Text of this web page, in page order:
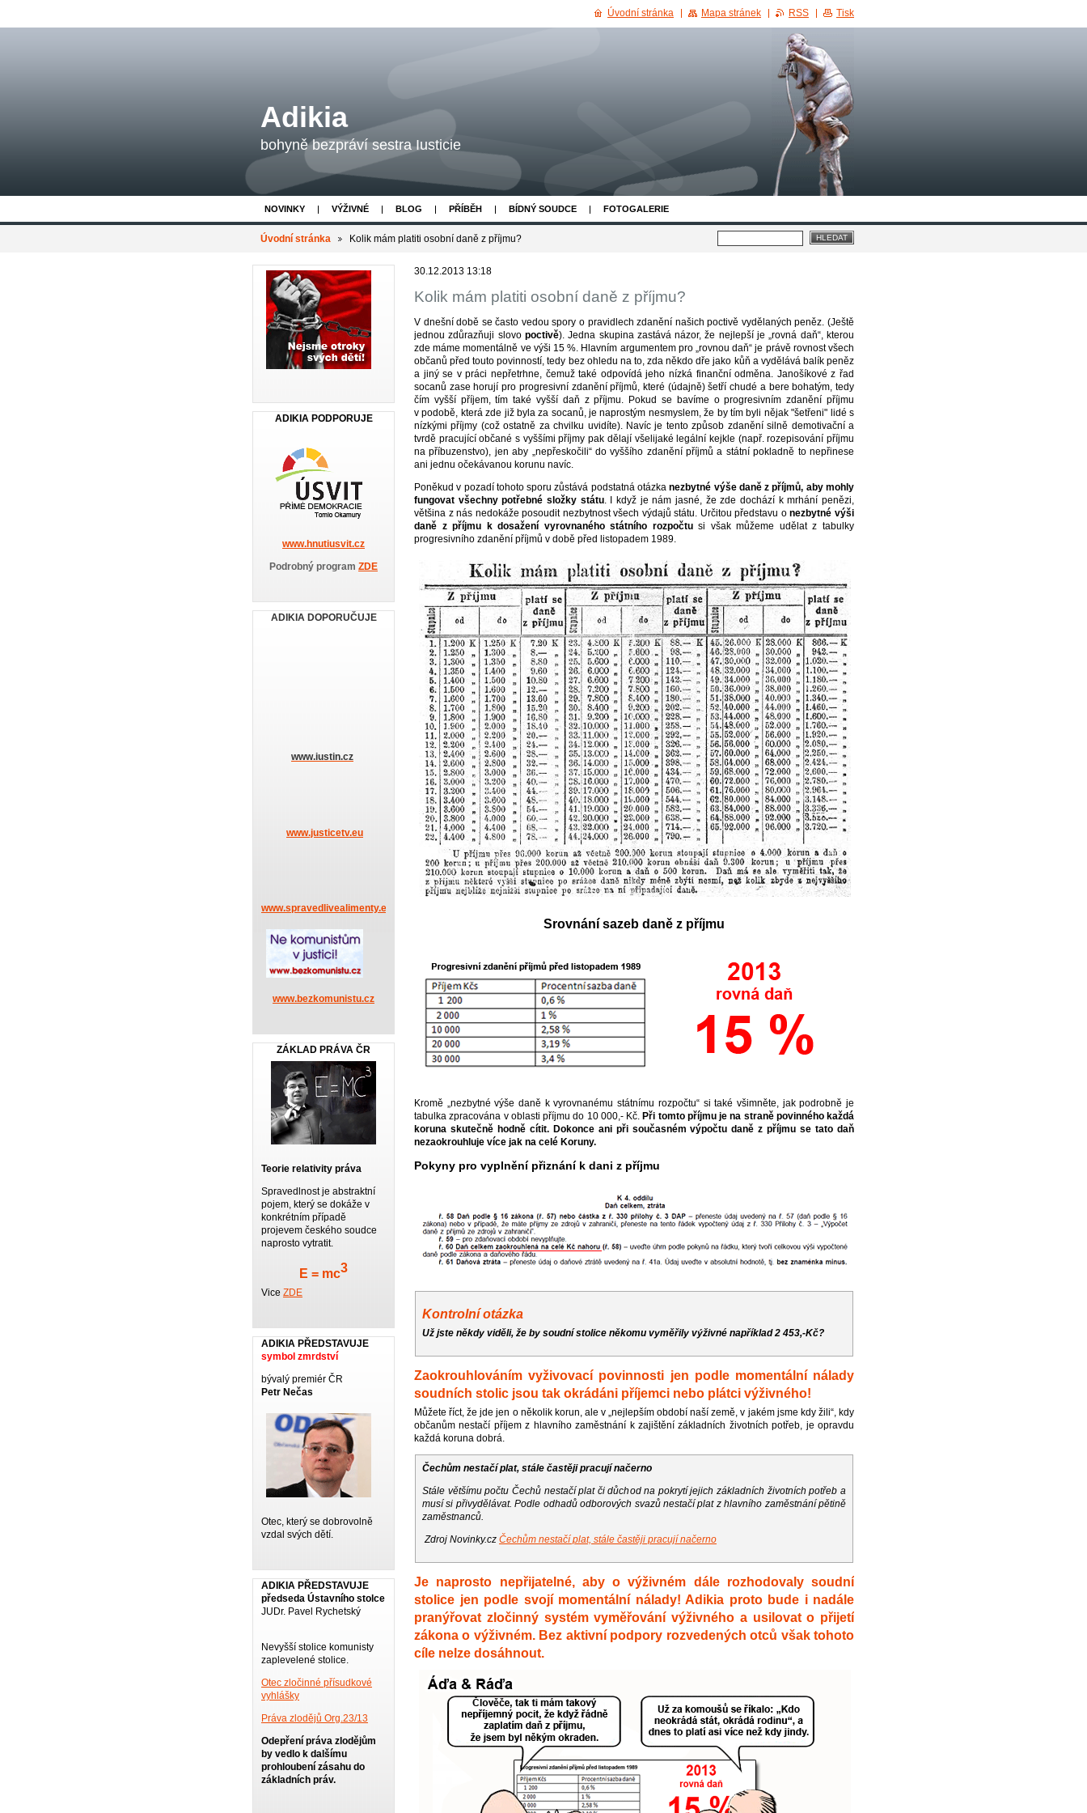
Adikia
bohyně bezpráví sestra Iusticie
NOVINKY VÝŽIVNÉ BLOG PŘÍBĚH BÍDNÝ SOUDCE FOTOGALERIE
Úvodní stránka Kolik mám platiti osobní daně z příjmu?
30.12.2013 13:18
Kolik mám platiti osobní daně z příjmu?
V dnešní době se často vedou spory o pravidlech zdanění našich poctivě vydělaných peněz. (Ještě
jednou zdůrazňuji slovo poctivě). Jedna skupina zastává názor, že nejlepší je „rovná daň“, kterou
zde máme momentálně ve výši 15 %. Hlavním argumentem pro „rovnou daň“ je právě rovnost všech
občanů před touto povinností, tedy bez ohledu na to, zda někdo dře jako kůň a vydělává balík peněz
a jiný se v práci nepřetrhne, čemuž také odpovídá jeho nízká finanční odměna. Janošíkové z řad
socanů zase horují pro progresivní zdanění příjmů, které (údajně) šetří chudé a bere bohatým, tedy
čím vyšší příjem, tím také vyšší daň z příjmu. Pokud se bavíme o progresivním zdanění příjmu
v podobě, která zde již byla za socanů, je naprostým nesmyslem, že by tím byli nějak "šetřeni" lidé s
nízkými příjmy (což ostatně za chvilku uvidíte). Navíc je tento způsob zdanění silně demotivační a
tvrdě pracující občané s vyššími příjmy pak dělají všelijaké legální kejkle (např. rozepisování příjmu
na příbuzenstvo), jen aby „nepřeskočili“ do vyššího zdanění příjmů a státní pokladně to nepřinese
ani jednu očekávanou korunu navíc.
Poněkud v pozadí tohoto sporu zůstává podstatná otázkanezbytné výše daně z příjmů, aby mohly
fungovat všechny potřebné složky státu. I když je nám jasné, že zde dochází k mrhání penězi,
většina z nás nedokáže posoudit nezbytnost všech výdajů státu. Určitou představu onezbytné výši
daně z příjmu k dosažení vyrovnaného státního rozpočtusi však můžeme udělat z tabulky
progresivního zdanění příjmů v době před listopadem 1989.
Srovnání sazeb daně z příjmu
Kromě „nezbytné výše daně k vyrovnanému státnímu rozpočtu“ si také všimněte, jak podrobně je
tabulka zpracována v oblasti příjmu do 10 000,- Kč.Při tomto příjmu je na straně povinného každá
koruna skutečně hodně cítit. Dokonce ani při současném výpočtu daně z příjmu se tato daň
nezaokrouhluje více jak na celé Koruny.
Pokyny pro vyplnění přiznání k dani z příjmu
Kontrolní otázka
Už jste někdy viděli, že by soudní stolice někomu vyměřily výživné například 2 453,-Kč?
Zaokrouhlováním vyživovací povinnosti jen podle momentální nálady
soudních stolic jsou tak okrádáni příjemci nebo plátci výživného!
Můžete říct, že jde jen o několik korun, ale v „nejlepším období naší země, v jakém jsme kdy žili“, kdy
občanům nestačí příjem z hlavního zaměstnání k zajištění základních životních potřeb, je opravdu
každá koruna dobrá.
Čechům nestačí plat, stále častěji pracují načerno
Stále většímu počtu Čechů nestačí plat či důchod na pokrytí jejich základních životních potřeb a
musí si přivydělávat. Podle odhadů odborových svazů nestačí plat z hlavního zaměstnání pětině
zaměstnanců.
Zdroj Novinky.cz Čechům nestačí plat, stále častěji pracují načerno
Je naprosto nepřijatelné, aby o výživném dále rozhodovaly soudní
stolice jen podle svojí momentální nálady! Adikia proto bude i nadále
pranýřovat zločinný systém vyměřování výživného a usilovat o přijetí
zákona o výživném. Bez aktivní podpory rozvedených otců však tohoto
cíle nelze dosáhnout.
ADIKIA PODPORUJE
www.hnutiusvit.cz
Podrobný program ZDE
ADIKIA DOPORUČUJE
www.iustin.cz
www.justicetv.eu
www.spravedlivealimenty.eu
www.bezkomunistu.cz
ZÁKLAD PRÁVA ČR
Teorie relativity práva
Spravedlnost je abstraktní
pojem, který se dokáže v
konkrétním případě
projevem českého soudce
naprosto vytratit.
E = mc3
Vice ZDE
ADIKIA PŘEDSTAVUJE
symbol zmrdství
bývalý premiér ČR
Petr Nečas
Otec, který se dobrovolně
vzdal svých dětí.
ADIKIA PŘEDSTAVUJE
předseda Ústavního stolce
JUDr. Pavel Rychetský
Nevyšší stolice komunisty
zaplevelené stolice.
Otec zločinné přísudkové
vyhlášky
Práva zlodějů Org.23/13
Odepření práva zlodějům
by vedlo k dalšímu
prohloubení zásahu do
základních práv.
Úvodní stránka Mapa stránek RSS Tisk